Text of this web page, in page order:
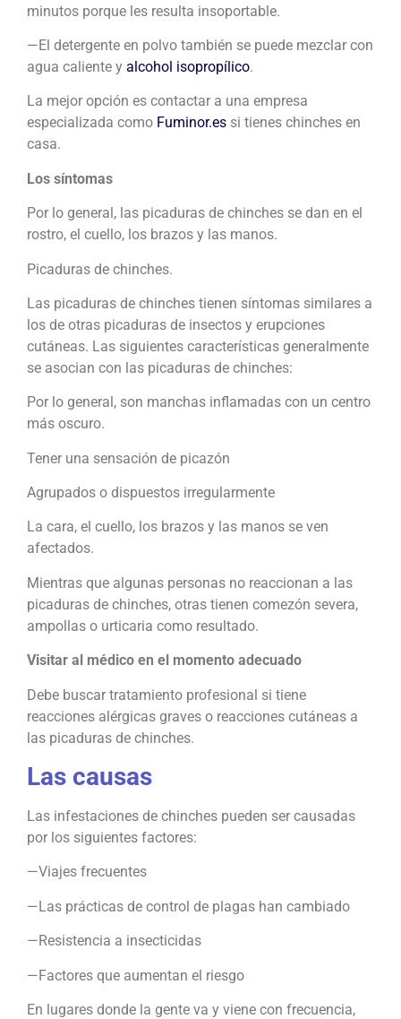
minutos porque les resulta insoportable.
—El detergente en polvo también se puede mezclar con
agua caliente y alcohol isopropílico.
La mejor opción es contactar a una empresa
especializada como Fuminor.es si tienes chinches en
casa.
Los síntomas
Por lo general, las picaduras de chinches se dan en el
rostro, el cuello, los brazos y las manos.
Picaduras de chinches.
Las picaduras de chinches tienen síntomas similares a
los de otras picaduras de insectos y erupciones
cutáneas. Las siguientes características generalmente
se asocian con las picaduras de chinches:
Por lo general, son manchas inflamadas con un centro
más oscuro.
Tener una sensación de picazón
Agrupados o dispuestos irregularmente
La cara, el cuello, los brazos y las manos se ven
afectados.
Mientras que algunas personas no reaccionan a las
picaduras de chinches, otras tienen comezón severa,
ampollas o urticaria como resultado.
Visitar al médico en el momento adecuado
Debe buscar tratamiento profesional si tiene
reacciones alérgicas graves o reacciones cutáneas a
las picaduras de chinches.
Las causas
Las infestaciones de chinches pueden ser causadas
por los siguientes factores:
—Viajes frecuentes
—Las prácticas de control de plagas han cambiado
—Resistencia a insecticidas
—Factores que aumentan el riesgo
En lugares donde la gente va y viene con frecuencia,